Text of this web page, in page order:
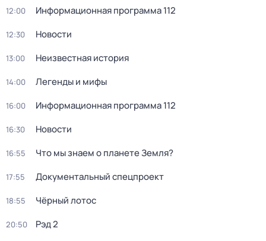
12:00 Информационная программа 112
12:30 Новости
13:00 Неизвестная история
14:00 Легенды и мифы
16:00 Информационная программа 112
16:30 Новости
16:55 Что мы знаем о планете Земля?
17:55 Докyментальный cпецпроект
18:55 Чёрный лотос
20:50 Рэд 2